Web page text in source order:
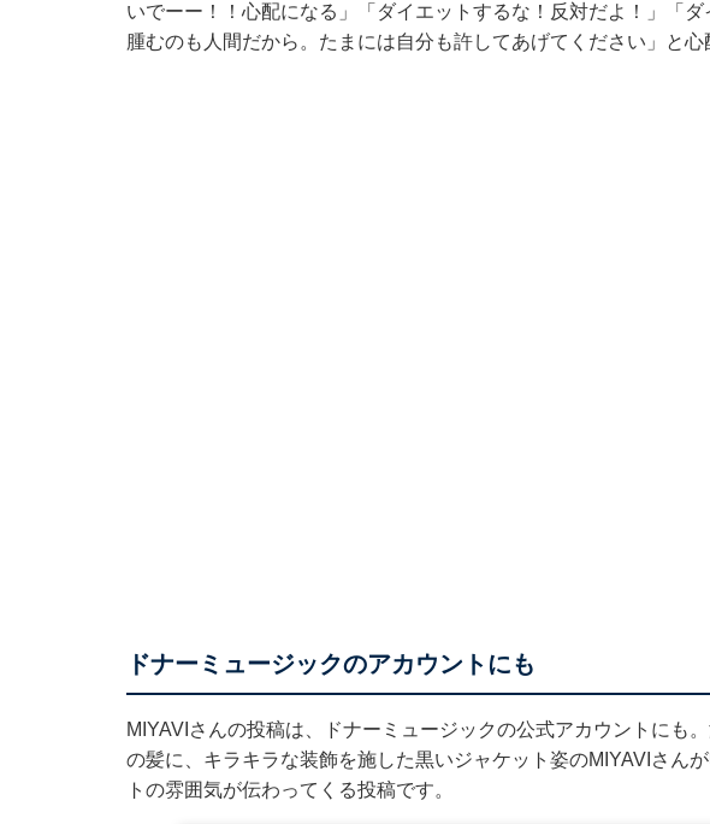
いでーー！！心配になる」「ダイエットするな！反対だよ！」「
腫むのも人間だから。たまには自分も許してあげてください」と心
ドナーミュージックのアカウントにも
MIYAVIさんの投稿は、ドナーミュージックの公式アカウントにも
の髪に、キラキラな装飾を施した黒いジャケット姿のMIYAVIさん
トの雰囲気が伝わってくる投稿です。